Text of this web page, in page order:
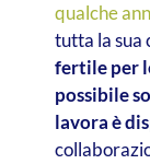
qualche
tutta la sua
fertile per
possibile
lavora è